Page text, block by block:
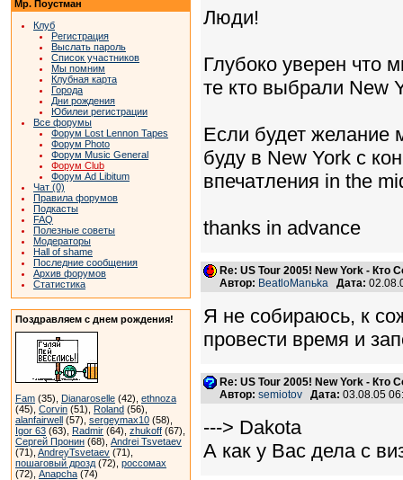
Мр. Поустман
Клуб
Регистрация
Выслать пароль
Список участников
Мы помним
Клубная карта
Города
Дни рождения
Юбилеи регистрации
Все форумы
Форум Lost Lennon Tapes
Форум Photo
Форум Music General
Форум Club
Форум Ad Libitum
Чат (0)
Правила форумов
Подкасты
FAQ
Полезные советы
Модераторы
Hall of shame
Последние сообщения
Архив форумов
Статистика
Поздравляем с днем рождения!
Fam (35), Dianaroselle (42), ethnoza
(45), Corvin (51), Roland (56),
alanfairwell (57), sergeymax10 (58),
Igor 63 (63), Radmir (64), zhukoff (67),
Сергей Пронин (68), Andrei Tsvetaev
(71), AndreyTsvetaev (71),
пошаговый дрозд (72), россомах
(72), Anapcha (74)
Люди!
Глубоко уверен что
те кто выбрали New
Если будет желание
буду в New York с
впечатления in the
thanks in advance
Re: US Tour 2005! New York - Кто
Автор: BeatloManьka Дата:
Я не собираюсь, к
провести время и
Re: US Tour 2005! New York - Кто
Автор: semiotov Дата: 03.08.05
---> Dakota
А как у Вас дела с